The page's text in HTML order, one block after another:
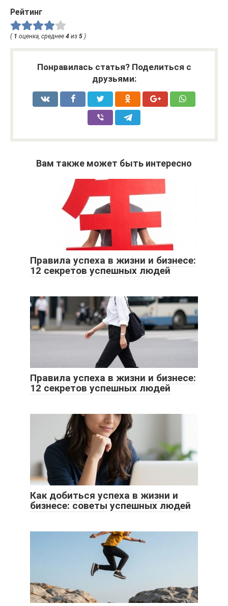
Рейтинг
( 1 оценка, среднее 4 из 5 )
Понравилась статья? Поделиться с
друзьями:
Вам также может быть интересно
Правила успеха в жизни и бизнесе:
12 секретов успешных людей
Правила успеха в жизни и бизнесе:
12 секретов успешных людей
Как добиться успеха в жизни и
бизнесе: советы успешных людей